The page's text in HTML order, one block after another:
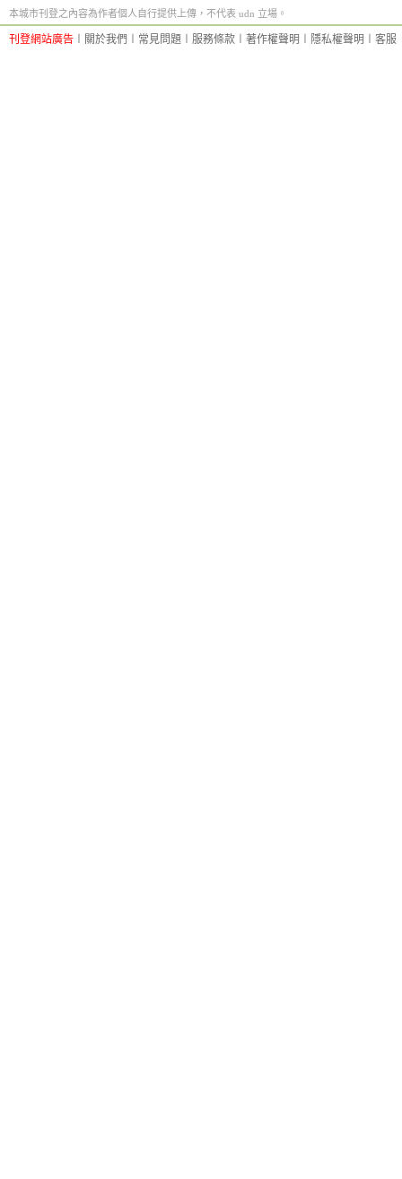
本城市刊登之內容為作者個人自行提供上傳，不代表 udn 立場。
刊登網站廣告 關於我們 常見問題 服務條款 著作權聲明 隱私權聲明 客服